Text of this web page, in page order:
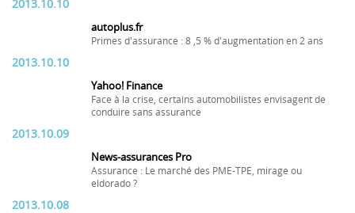
2013.10.10
autoplus.fr
Primes d'assurance : 8 ,5 % d'augmentation en 2 ans
2013.10.10
Yahoo! Finance
Face à la crise, certains automobilistes envisagent de
conduire sans assurance
2013.10.09
News-assurances Pro
Assurance : Le marché des PME-TPE, mirage ou
eldorado ?
2013.10.08